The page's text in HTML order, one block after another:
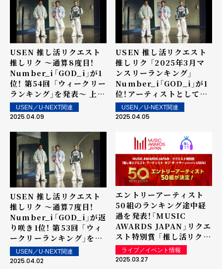
USEN 推し活リクエスト
推しリク ～通算8度目！
Number_i「GOD_i」が1
位！ 第54回 「ウィークリー
ランキング」を発表～ 上位
ランクイン楽曲は街中・店
内で配信！
USEN／U-NEXT関連
2025.04.09
USEN 推し活リクエスト
推しリク 「2025年3月マ
ンスリーランキング」
Number_i「GOD_i」が1
位！アーティストとしては
4か月連続の1位を記録！
USEN／U-NEXT関連
2025.04.05
USEN 推し活リクエスト
推しリク ～通算7度目！
Number_i「GOD_i」が返
り咲き1位！ 第53回 「ウィ
ークリーランキング」を発
表～ 上位ランクイン楽曲
は街中・店内で配信！
USEN／U-NEXT関連
2025.04.02
エントリーアーティスト
50組のランキング途中経
過を発表！「MUSIC
AWARDS JAPAN」リクエ
スト特別賞 「推し活リクエ
スト・アーティスト・オブ・
ザ・イヤー powered by
ライブ／イベント情報
2025.03.27